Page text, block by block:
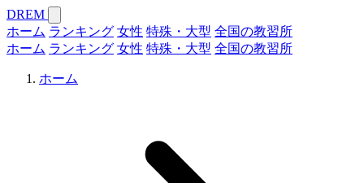
DREM
ホーム ランキング 女性 特殊・大型 全国の教習所
ホーム ランキング 女性 特殊・大型 全国の教習所
ホーム